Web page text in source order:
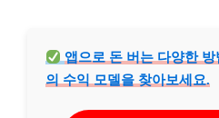
앱으로 돈 버는 다양한
의 수익 모델을 찾아보세요.